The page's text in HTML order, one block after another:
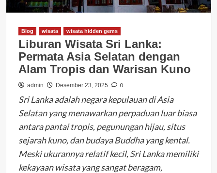
Blog wisata wisata hidden gems
Liburan Wisata Sri Lanka:
Permata Asia Selatan dengan
Alam Tropis dan Warisan Kuno
admin Desember 23, 2025 0
Sri Lanka adalah negara kepulauan di Asia
Selatan yang menawarkan perpaduan luar biasa
antara pantai tropis, pegunungan hijau, situs
sejarah kuno, dan budaya Buddha yang kental.
Meski ukurannya relatif kecil, Sri Lanka memiliki
kekayaan wisata yang sangat beragam,